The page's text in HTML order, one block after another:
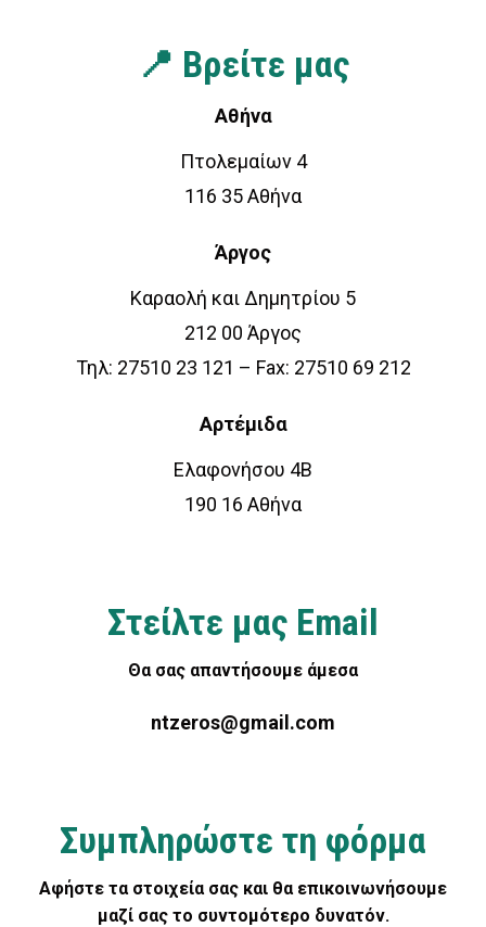
📍 Βρείτε μας
Αθήνα
Πτολεμαίων 4
116 35 Αθήνα
Άργος
Καραολή και Δημητρίου 5
212 00 Άργος
Τηλ: 27510 23 121 – Fax: 27510 69 212
Αρτέμιδα
Ελαφονήσου 4Β
190 16 Αθήνα
Στείλτε μας Email
Θα σας απαντήσουμε άμεσα
ntzeros@gmail.com
Συμπληρώστε τη φόρμα
Αφήστε τα στοιχεία σας και θα επικοινωνήσουμε
μαζί σας το συντομότερο δυνατόν.